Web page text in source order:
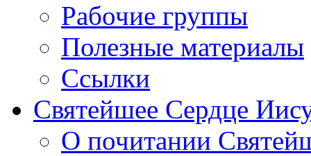
Рабочие группы
Полезные материалы
Ссылки
Святейшее Сердце
О почитании